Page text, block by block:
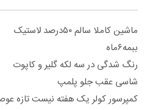
ماشین کاملا سالم ۵۰درصد لاستیک
ببمه۶ماه
رنگ شدگی در سه لکه گلیر و کاپوت
شاسی عقب جلو پلمپ
کمپرسور کولر یک هفته نیست تازه